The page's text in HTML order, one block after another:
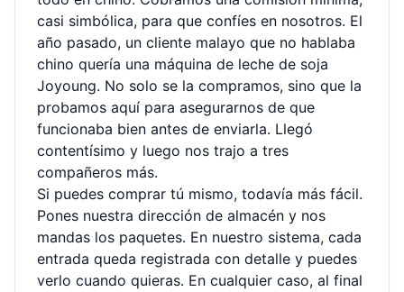
casi simbólica, para que confíes en nosotros. El
año pasado, un cliente malayo que no hablaba
chino quería una máquina de leche de soja
Joyoung. No solo se la compramos, sino que la
probamos aquí para asegurarnos de que
funcionaba bien antes de enviarla. Llegó
contentísimo y luego nos trajo a tres
compañeros más.
Si puedes comprar tú mismo, todavía más fácil.
Pones nuestra dirección de almacén y nos
mandas los paquetes. En nuestro sistema, cada
entrada queda registrada con detalle y puedes
verlo cuando quieras. En cualquier caso, al final